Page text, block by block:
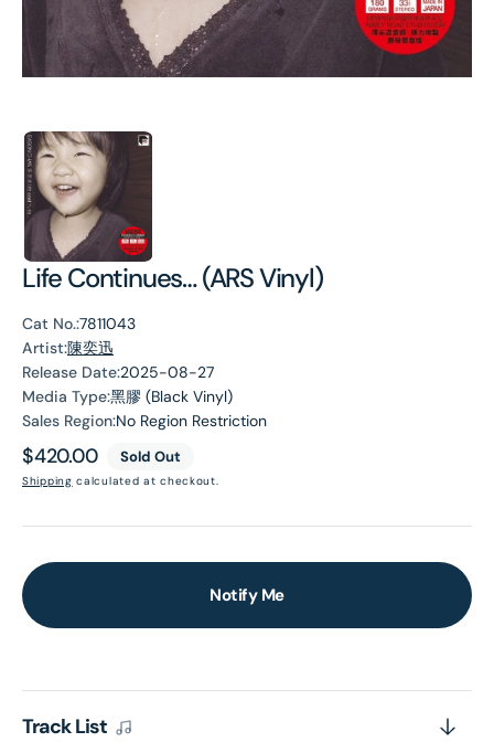
Life Continues… (ARS Vinyl)
Cat No.:7811043
Artist:陳奕迅
Release Date:2025-08-27
Media Type:黑膠 (Black Vinyl)
Sales Region:No Region Restriction
Regular
price
$420.00 Sold Out
Shipping calculated at checkout.
Notify Me
Track List